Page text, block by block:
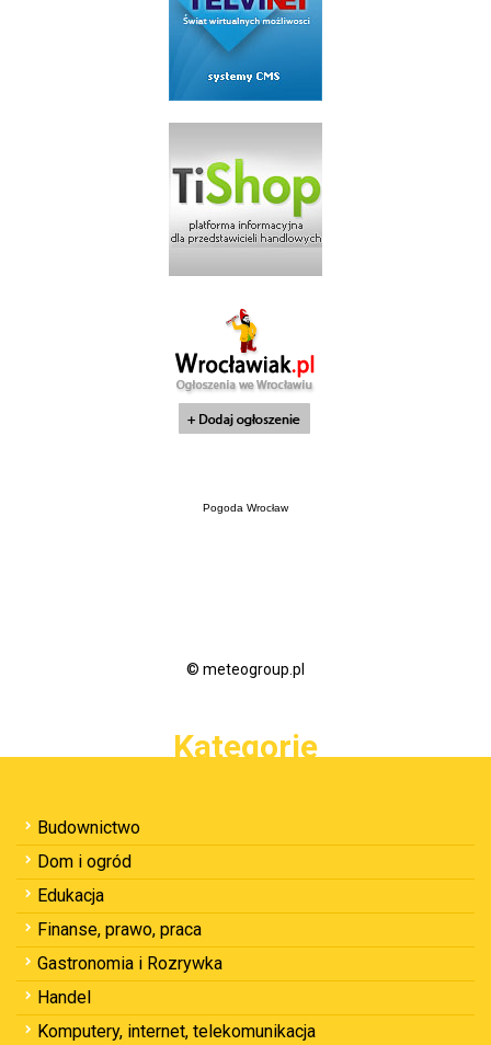
Pogoda Wrocław
© meteogroup.pl
Kategorie
Budownictwo
Dom i ogród
Edukacja
Finanse, prawo, praca
Gastronomia i Rozrywka
Handel
Komputery, internet, telekomunikacja